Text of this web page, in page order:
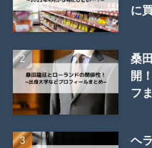
に
桑
開
フ
ヘ